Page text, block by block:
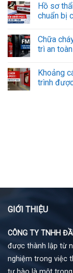
Hồ sơ
chuẩn bị
Chữa
trì an toàn
Khoảng
trình
GIỚI THIỆU
CÔNG TY TNHH
được thành lập từ
nghiệm trong việc